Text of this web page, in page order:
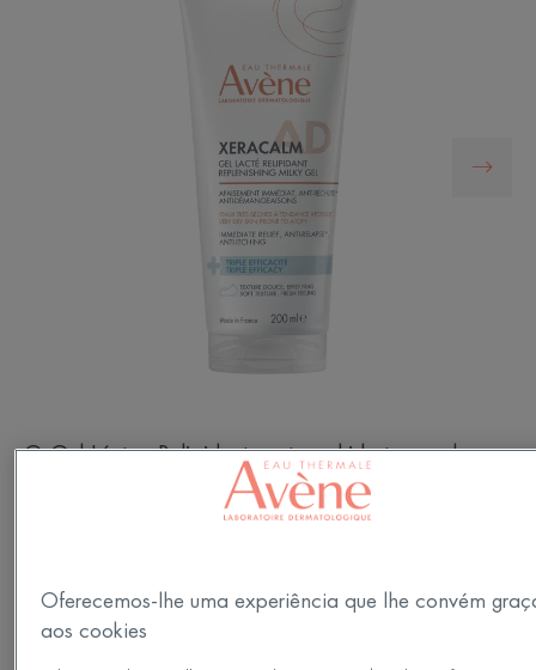
O Gel Lácteo Relipidante nutre e hidrata a pele
durante 48 horas¹, reparando e fortalecendo a
barreira cutânea. Oferece a eficácia de um
A sua fórmula única combina eficácia duradoura,
textura leve e elevada tolerância, proporcionando
Oferecemos-lhe uma experiência que lhe convém
aos cookies